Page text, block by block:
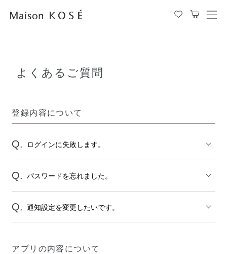
メ
よくあるご質問
登録内容について
ログインに失敗します。
パスワードを忘れました。
通知設定を変更したいです。
アプリの内容について